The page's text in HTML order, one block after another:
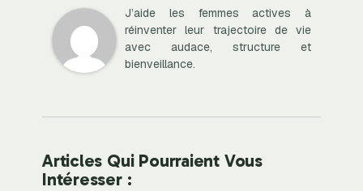
J’aide les femmes actives à
réinventer leur trajectoire de vie
avec audace, structure et
bienveillance.
Articles Qui Pourraient Vous
Intéresser :